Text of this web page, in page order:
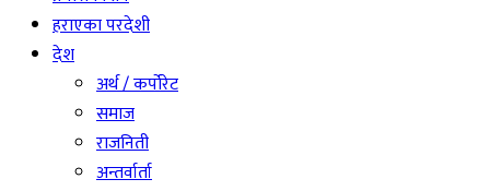
हराएका परदेशी
देश
अर्थ / कर्पोरेट
समाज
राजनिती
अन्तर्वार्ता